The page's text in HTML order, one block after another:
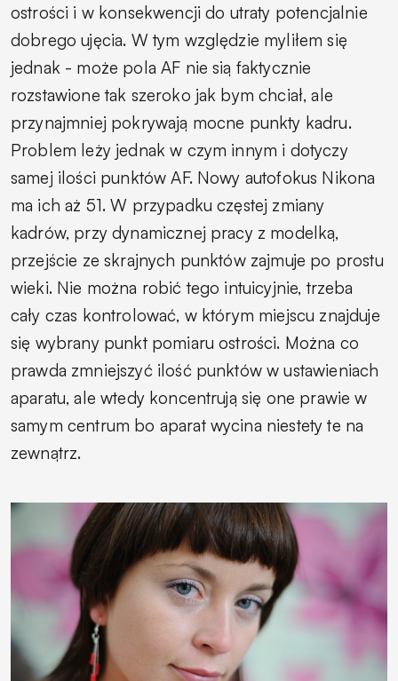
ostrości i w konsekwencji do utraty potencjalnie
dobrego ujęcia. W tym względzie myliłem się
jednak - może pola AF nie sią faktycznie
rozstawione tak szeroko jak bym chciał, ale
przynajmniej pokrywają mocne punkty kadru.
Problem leży jednak w czym innym i dotyczy
samej ilości punktów AF. Nowy autofokus Nikona
ma ich aż 51. W przypadku częstej zmiany
kadrów, przy dynamicznej pracy z modelką,
przejście ze skrajnych punktów zajmuje po prostu
wieki. Nie można robić tego intuicyjnie, trzeba
cały czas kontrolować, w którym miejscu znajduje
się wybrany punkt pomiaru ostrości. Można co
prawda zmniejszyć ilość punktów w ustawieniach
aparatu, ale wtedy koncentrują się one prawie w
samym centrum bo aparat wycina niestety te na
zewnątrz.